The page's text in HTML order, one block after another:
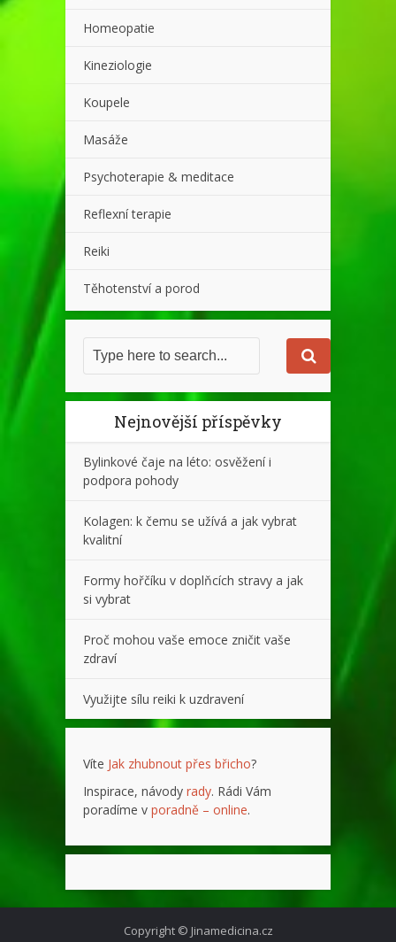
Homeopatie
Kineziologie
Koupele
Masáže
Psychoterapie & meditace
Reflexní terapie
Reiki
Těhotenství a porod
Nejnovější příspěvky
Bylinkové čaje na léto: osvěžení i
podpora pohody
Kolagen: k čemu se užívá a jak vybrat
kvalitní
Formy hořčíku v doplňcích stravy a jak
si vybrat
Proč mohou vaše emoce zničit vaše
zdraví
Využijte sílu reiki k uzdravení
Víte Jak zhubnout přes břicho?
Inspirace, návody rady. Rádi Vám
poradíme v poradně – online.
Copyright © Jinamedicina.cz